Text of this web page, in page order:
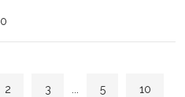
0
2 3 ... 5 10